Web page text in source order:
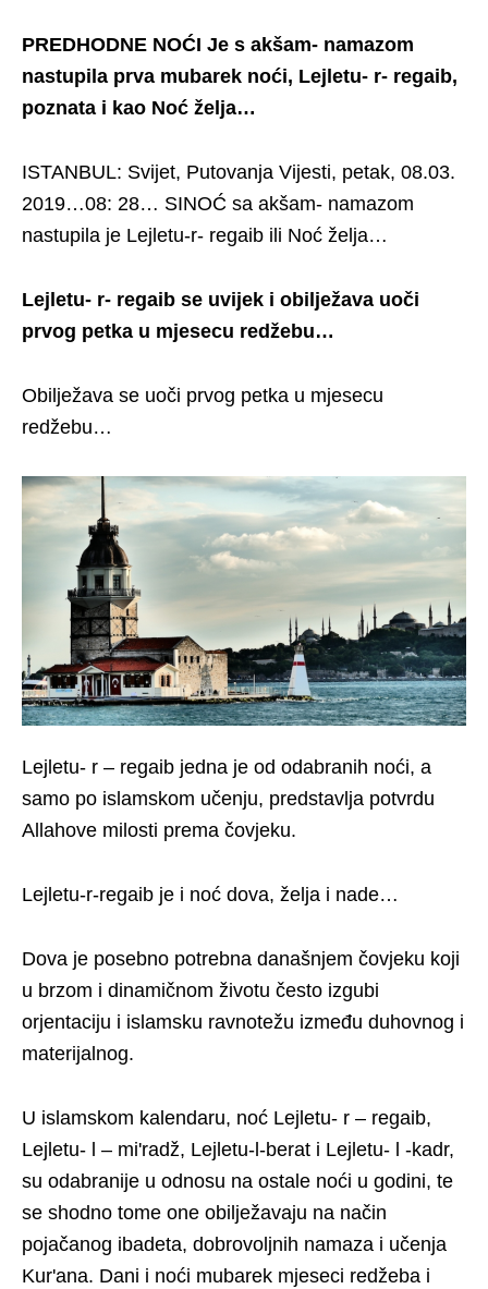
PREDHODNE NOĆI Je s akšam- namazom
nastupila prva mubarek noći, Lejletu- r- regaib,
poznata i kao Noć želja…
ISTANBUL: Svijet, Putovanja Vijesti, petak, 08.03.
2019…08: 28… SINOĆ sa akšam- namazom
nastupila je Lejletu-r- regaib ili Noć želja…
Lejletu- r- regaib se uvijek i obilježava uoči
prvog petka u mjesecu redžebu…
Obilježava se uoči prvog petka u mjesecu
redžebu…
Lejletu- r – regaib jedna je od odabranih noći, a
samo po islamskom učenju, predstavlja potvrdu
Allahove milosti prema čovjeku.
Lejletu-r-regaib je i noć dova, želja i nade…
Dova je posebno potrebna današnjem čovjeku koji
u brzom i dinamičnom životu često izgubi
orjentaciju i islamsku ravnotežu između duhovnog i
materijalnog.
U islamskom kalendaru, noć Lejletu- r – regaib,
Lejletu- l – mi'radž, Lejletu-l-berat i Lejletu- l -kadr,
su odabranije u odnosu na ostale noći u godini, te
se shodno tome one obilježavaju na način
pojačanog ibadeta, dobrovoljnih namaza i učenja
Kur'ana. Dani i noći mubarek mjeseci redžeba i